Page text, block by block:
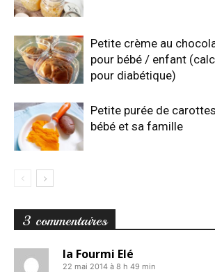
Petite crème au
pour bébé / enfant
pour diabétique)
Petite purée de
bébé et sa famille
3 commentaires
la Fourmi Elé
22 mai 2014 à 8 h 49 min